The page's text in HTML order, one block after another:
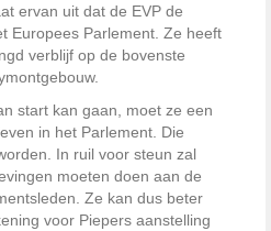
ervan uit dat de EVP de
Europees Parlement. Ze heeft
verblijf op de bovenste
start kan gaan, moet ze een
in het Parlement. Die
In ruil voor steun zal
moeten doen aan de
Ze kan dus beter
voor Piepers aanstelling